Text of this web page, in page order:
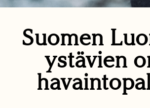
Suomen
ystävien